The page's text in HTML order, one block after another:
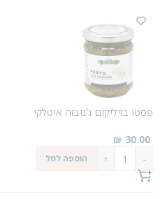
פסטו בזיליקום ג'נובזה איטלקי
30.00
₪
-
+ הוספה לסל